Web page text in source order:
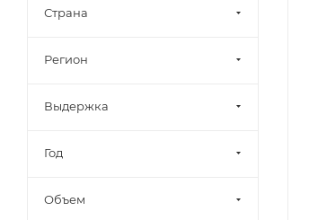
36%
16
Страна
Регион
Выдержка
Год
Объем